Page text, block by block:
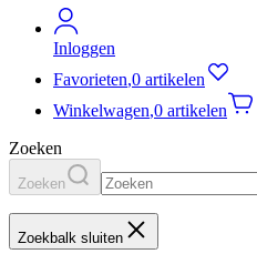
Inloggen
Favorieten,0 artikelen
Winkelwagen,0 artikelen
Zoeken
Zoeken
Zoekbalk sluiten